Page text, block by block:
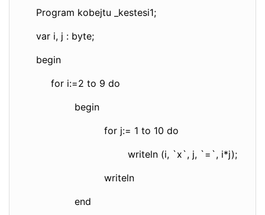
Program kobejtu _kestesi1;
var i, j : byte;
begin
for i:=2 to 9 do
begin
for j:= 1 to 10 do
writeln (i, `x`, j, `=`, i*j);
writeln
end